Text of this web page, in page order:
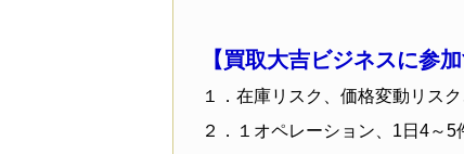
【買取大吉ビジネスに参
１．在庫リスク、価格変動リス
２．１オペレーション、1日4～5